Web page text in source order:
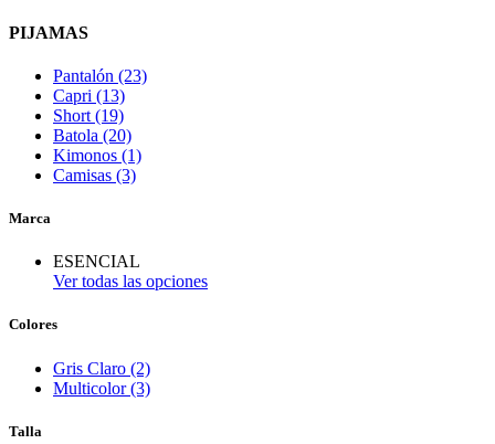
PIJAMAS
Pantalón (23)
Capri (13)
Short (19)
Batola (20)
Kimonos (1)
Camisas (3)
Marca
ESENCIAL
Ver todas las opciones
Colores
Gris Claro (2)
Multicolor (3)
Talla